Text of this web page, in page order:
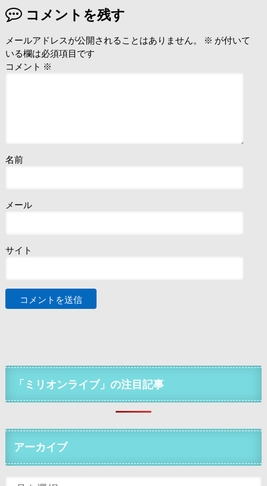
コメントを残す
メールアドレスが公開されることはありません。 ※ が付いて
いる欄は必須項目です
コメント ※
名前
メール
サイト
「ミリオンライブ」の注目記事
アーカイブ